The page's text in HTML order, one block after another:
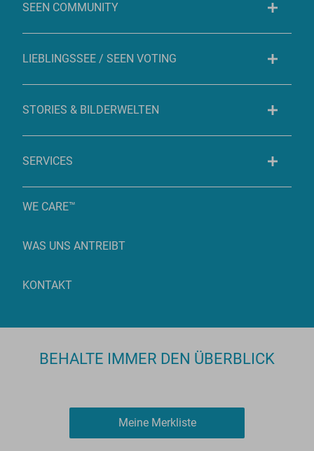
SEEN COMMUNITY
LIEBLINGSSEE / SEEN VOTING
STORIES & BILDERWELTEN
SERVICES
WE CARE™
WAS UNS ANTREIBT
KONTAKT
BEHALTE IMMER DEN ÜBERBLICK
Meine Merkliste